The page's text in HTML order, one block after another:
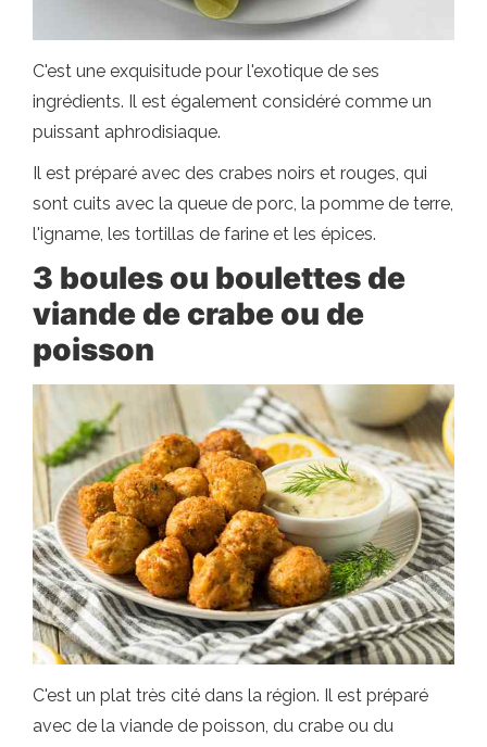
C'est une exquisitude pour l'exotique de ses
ingrédients. Il est également considéré comme un
puissant aphrodisiaque.
Il est préparé avec des crabes noirs et rouges, qui
sont cuits avec la queue de porc, la pomme de terre,
l'igname, les tortillas de farine et les épices.
3 boules ou boulettes de
viande de crabe ou de
poisson
C'est un plat très cité dans la région. Il est préparé
avec de la viande de poisson, du crabe ou du